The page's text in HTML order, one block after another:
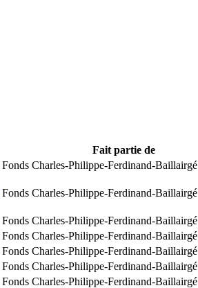
Fait partie de
Fonds Charles-Philippe-Ferdinand-Baillairgé
Fonds Charles-Philippe-Ferdinand-Baillairgé
Fonds Charles-Philippe-Ferdinand-Baillairgé
Fonds Charles-Philippe-Ferdinand-Baillairgé
Fonds Charles-Philippe-Ferdinand-Baillairgé
Fonds Charles-Philippe-Ferdinand-Baillairgé
Fonds Charles-Philippe-Ferdinand-Baillairgé